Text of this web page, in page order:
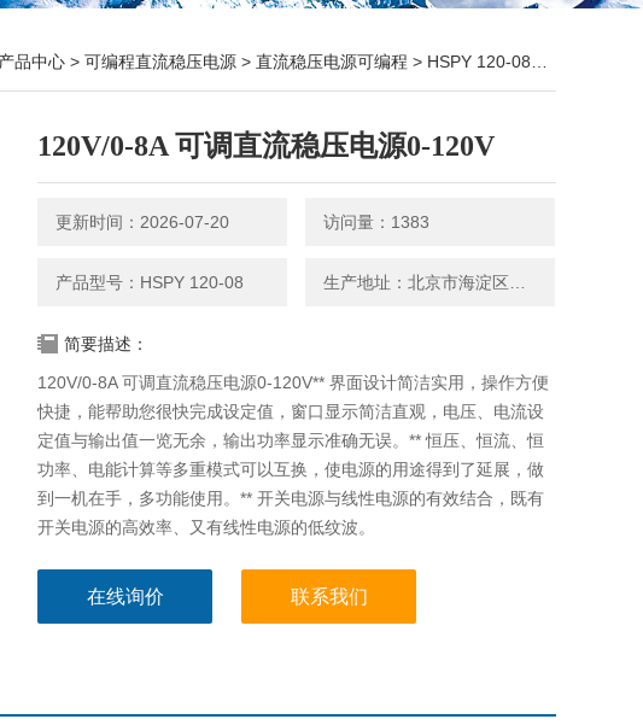
产品中心 > 可编程直流稳压电源 > 直流稳压电源可编程 > HSPY 120-08120V/0-8A 可调直流稳压电源0-120V
120V/0-8A 可调直流稳压电源0-120V
更新时间：2026-07-20 访问量：1383
产品型号：HSPY 120-08
简要描述：
120V/0-8A 可调直流稳压电源0-120V** 界面设计简洁实用，操作方便
快捷，能帮助您很快完成设定值，窗口显示简洁直观，电压、电流设
定值与输出值一览无余，输出功率显示准确无误。** 恒压、恒流、恒
功率、电能计算等多重模式可以互换，使电源的用途得到了延展，做
到一机在手，多功能使用。** 开关电源与线性电源的有效结合，既有
开关电源的高效率、又有线性电源的低纹波。
在线询价 联系我们